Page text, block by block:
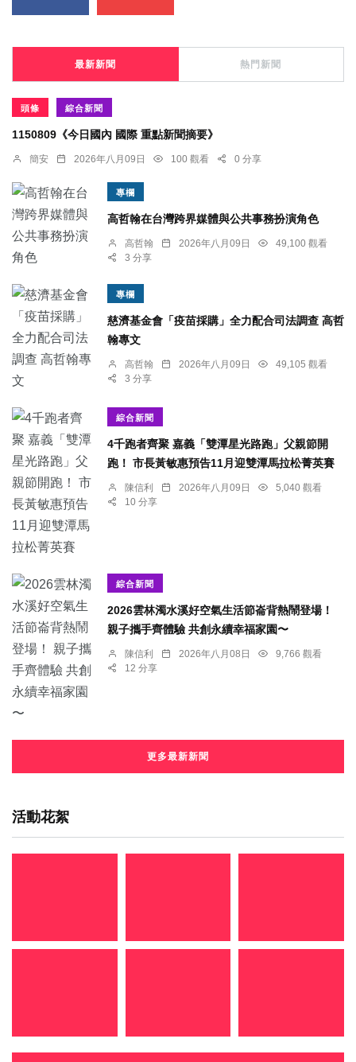
最新新聞 熱門新聞
頭條 綜合新聞
1150809《今日國內 國際 重點新聞摘要》
簡安 2026年八月09日 100 觀看 0 分享
專欄
高哲翰在台灣跨界媒體與公共事務扮演角色
高哲翰 2026年八月09日
49,100 觀看
3 分享
專欄
慈濟基金會「疫苗採購」全力配合司法調查 高哲
翰專文
高哲翰 2026年八月09日
49,105 觀看
3 分享
綜合新聞
4千跑者齊聚 嘉義「雙潭星光路跑」父親節開
跑！ 市長黃敏惠預告11月迎雙潭馬拉松菁英賽
陳信利 2026年八月09日
5,040 觀看
10 分享
綜合新聞
2026雲林濁水溪好空氣生活節崙背熱鬧登場！
親子攜手齊體驗 共創永續幸福家園〜
陳信利 2026年八月08日
9,766 觀看
12 分享
更多最新新聞
活動花絮